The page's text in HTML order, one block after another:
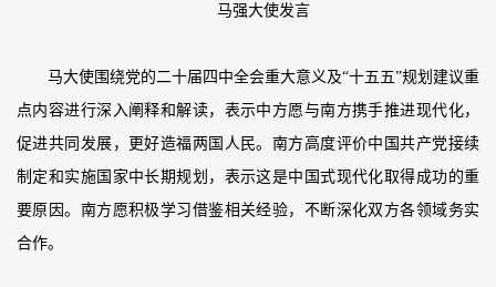
马强大使发言
马大使围绕党的二十届四中全会重大意义及“十五五”规划建议重
点内容进行深入阐释和解读，表示中方愿与南方携手推进现代化，
促进共同发展，更好造福两国人民。南方高度评价中国共产党接续
制定和实施国家中长期规划，表示这是中国式现代化取得成功的重
要原因。南方愿积极学习借鉴相关经验，不断深化双方各领域务实
合作。